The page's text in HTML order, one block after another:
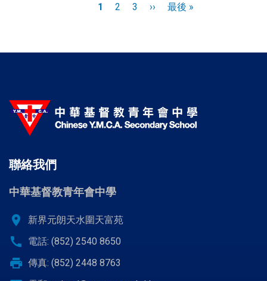
目
1
頁
2
頁
3
下
››
Last
最後 »
聯絡我們
中華基督教青年會中學
location_on 新界元朗天水圍天富苑
call 電話: (852) 2540 8650
print 傳真: (852) 2448 8763